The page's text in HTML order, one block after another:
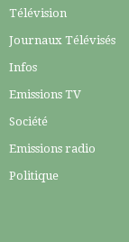
Télévision
Journaux Télévisés
Infos
Emissions TV
Société
Emissions radio
Politique